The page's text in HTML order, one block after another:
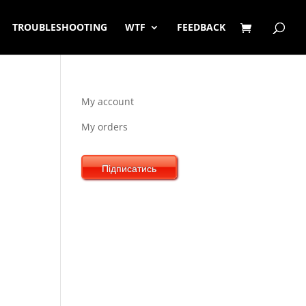
TROUBLESHOOTING WTF FEEDBACK
My account
My orders
Підписатись